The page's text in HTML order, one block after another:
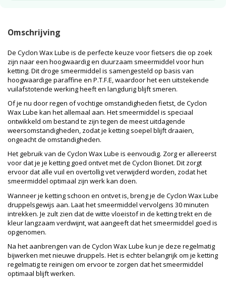
Omschrijving
De Cyclon Wax Lube is de perfecte keuze voor fietsers die op zoek
zijn naar een hoogwaardig en duurzaam smeermiddel voor hun
ketting. Dit droge smeermiddel is samengesteld op basis van
hoogwaardige paraffine en P.T.F.E, waardoor het een uitstekende
vuilafstotende werking heeft en langdurig blijft smeren.
Of je nu door regen of vochtige omstandigheden fietst, de Cyclon
Wax Lube kan het allemaal aan. Het smeermiddel is speciaal
ontwikkeld om bestand te zijn tegen de meest uitdagende
weersomstandigheden, zodat je ketting soepel blijft draaien,
ongeacht de omstandigheden.
Het gebruik van de Cyclon Wax Lube is eenvoudig. Zorg er allereerst
voor dat je je ketting goed ontvet met de Cyclon Bionet. Dit zorgt
ervoor dat alle vuil en overtollig vet verwijderd worden, zodat het
smeermiddel optimaal zijn werk kan doen.
Wanneer je ketting schoon en ontvet is, breng je de Cyclon Wax Lube
druppelsgewijs aan. Laat het smeermiddel vervolgens 30 minuten
intrekken. Je zult zien dat de witte vloeistof in de ketting trekt en de
kleur langzaam verdwijnt, wat aangeeft dat het smeermiddel goed is
opgenomen.
Na het aanbrengen van de Cyclon Wax Lube kun je deze regelmatig
bijwerken met nieuwe druppels. Het is echter belangrijk om je ketting
regelmatig te reinigen om ervoor te zorgen dat het smeermiddel
optimaal blijft werken.